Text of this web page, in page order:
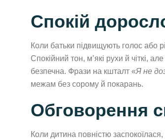
Спокій
Коли батьки підвищують голос або
Спокійний тон, м’які рухи й чіткі,
безпечна. Фрази на кшталт «Я не
межам без сорому й покарань.
Обговорення
Коли дитина повністю